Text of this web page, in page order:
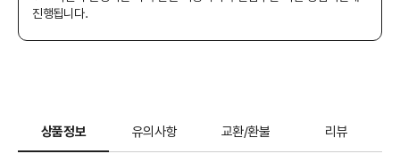
진행됩니다.
상품정보 유의사항 교환/환불 리뷰